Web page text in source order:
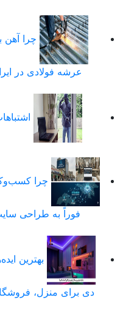
چرا آهن
عرشه فولادی در ایران
اشتباهات
چرا
فوراً به طراحی سایت
بهترین
دی برای منزل، فروشگاه و